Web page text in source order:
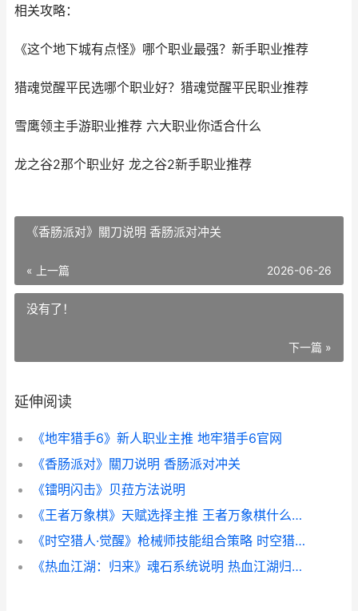
相关攻略：
《这个地下城有点怪》哪个职业最强？新手职业推荐
猎魂觉醒平民选哪个职业好？猎魂觉醒平民职业推荐
雪鹰领主手游职业推荐 六大职业你适合什么
龙之谷2那个职业好 龙之谷2新手职业推荐
《香肠派对》關刀说明 香肠派对冲关
« 上一篇 2026-06-26
没有了！
下一篇 »
延伸阅读
《地牢猎手6》新人职业主推 地牢猎手6官网
《香肠派对》關刀说明 香肠派对冲关
《镭明闪击》贝菈方法说明
《王者万象棋》天赋选择主推 王者万象棋什么时候上线正式服
《时空猎人·觉醒》枪械师技能组合策略 时空猎人视频介绍
《热血江湖：归来》魂石系统说明 热血江湖归来兑换码